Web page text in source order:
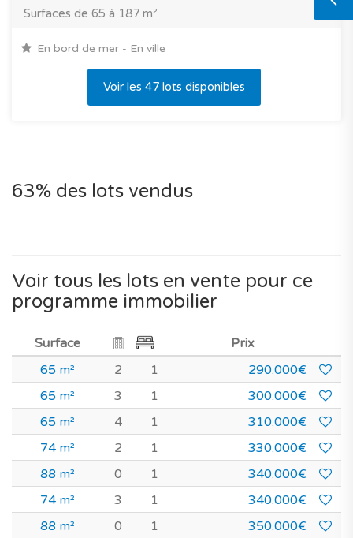
Surfaces de 65 à 187 m²
En bord de mer - En ville
Voir les 47 lots disponibles
63% des lots vendus
Voir tous les lots en vente pour ce
programme immobilier
Surface
Prix
65 m²
2 1
290.000€
65 m²
3 1
300.000€
65 m²
4 1
310.000€
74 m²
2 1
330.000€
88 m²
0 1
340.000€
74 m²
3 1
340.000€
88 m²
0 1
350.000€